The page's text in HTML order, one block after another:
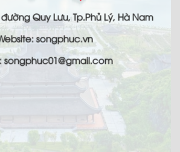
Quy Lưu, Tp.Phủ Lý, Hà Nam
songphuc.vn
songphuc01@gmail.com